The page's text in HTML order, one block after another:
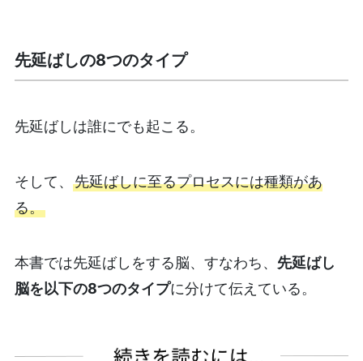
先延ばしの8つのタイプ
先延ばしは誰にでも起こる。
そして、 先延ばしに至るプロセスには種類があ
る。
本書では先延ばしをする脳、すなわち、 先延ばし
脳を以下の8つのタイプに分けて伝えている。